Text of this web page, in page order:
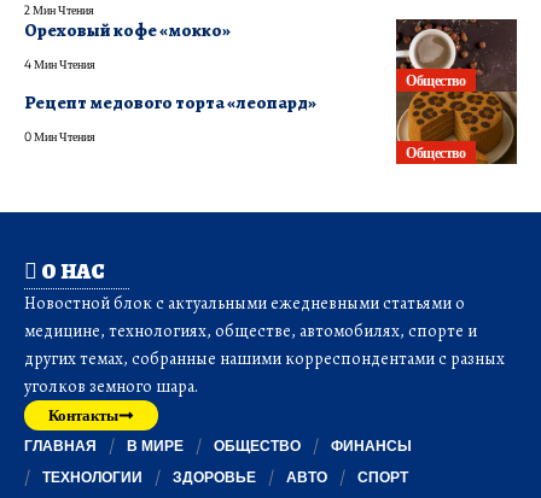
2 Мин Чтения
Общество
Ореховый кофе «мокко»
4 Мин Чтения
Общество
Рецепт медового торта «леопард»
0 Мин Чтения
О НАС
Новостной блок с актуальными ежедневными статьями о
медицине, технологиях, обществе, автомобилях, спорте и
других темах, собранные нашими корреспондентами с разных
уголков земного шара.
Контакты
ГЛАВНАЯ В МИРЕ ОБЩЕСТВО
ФИНАНСЫ
ТЕХНОЛОГИИ
ЗДОРОВЬЕ АВТО СПОРТ